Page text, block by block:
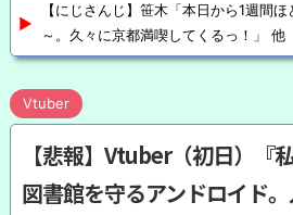
【にじさんじ】笹木「本日から1週間
～。久々に京都満喫してくるっ！」 他
Vtuber
【悲報】Vtuber（初日）『
図書館を守るアンドロイド